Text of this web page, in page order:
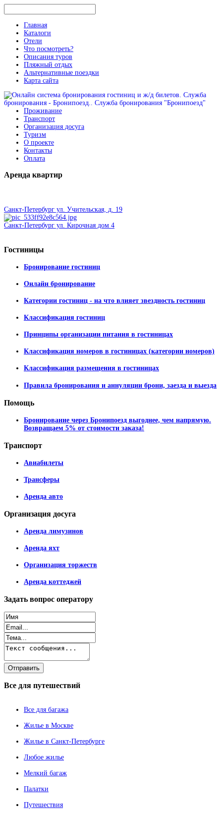
Главная
Каталоги
Отели
Что посмотреть?
Описания туров
Пляжный отдых
Альтернативные поездки
Карта сайта
Проживание
Транспорт
Организация досуга
Туризм
О проекте
Контакты
Оплата
Аренда квартир
Санкт-Петербург ул. Учительская, д. 19
Санкт-Петербург ул. Кирочная дом 4
Гостиницы
Бронирование гостиниц
Онлайн бронирование
Категории гостиниц - на что влияет звездность гостиниц
Классификация гостиниц
Принципы организации питания в гостиницах
Классификация номеров в гостиницах (категории номеров)
Классификация размещения в гостиницах
Правила бронирования и аннуляции брони, заезда и выезда
Помощь
Бронирование через Бронипоезд выгоднее, чем напрямую.
Возвращаем 5% от стоимости заказа!
Транспорт
Авиабилеты
Трансферы
Аренда авто
Организация досуга
Аренда лимузинов
Аренда яхт
Организация торжеств
Аренда коттеджей
Задать вопрос оператору
Все для путешествий
Все для багажа
Жилье в Москве
Жилье в Санкт-Петербурге
Любое жилье
Мелкий багаж
Палатки
Путешествия